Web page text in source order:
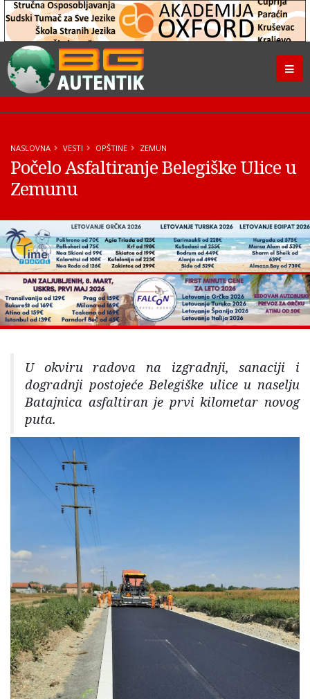
NASLOVNA VESTI OPŠTINE ZEMUN
Počelo Asfaltiranje Belegiške Ulice u
Zemunu
U okviru radova na izgradnji, sanaciji i
dogradnji postojeće Belegiške ulice u naselju
Batajnica asfaltiran je prvi kilometar novog
puta.